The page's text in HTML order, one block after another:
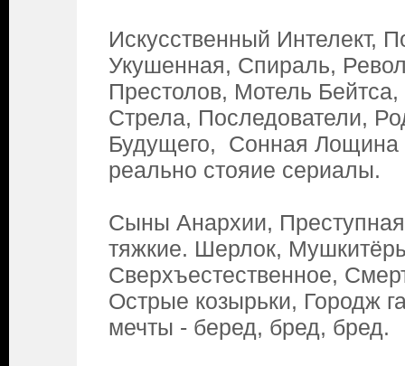
Искусственный Интелект,
Укушенная, Спираль,
Престолов, Мотель
Стрела, Последователи,
Будущего, Сонная Лощина
реально стояие сериалы.
Сыны Анархии,
тяжкие. Шерлок,
Сверхъестественное,
Острые козырьки, Городж
мечты - беред, бред, бред.